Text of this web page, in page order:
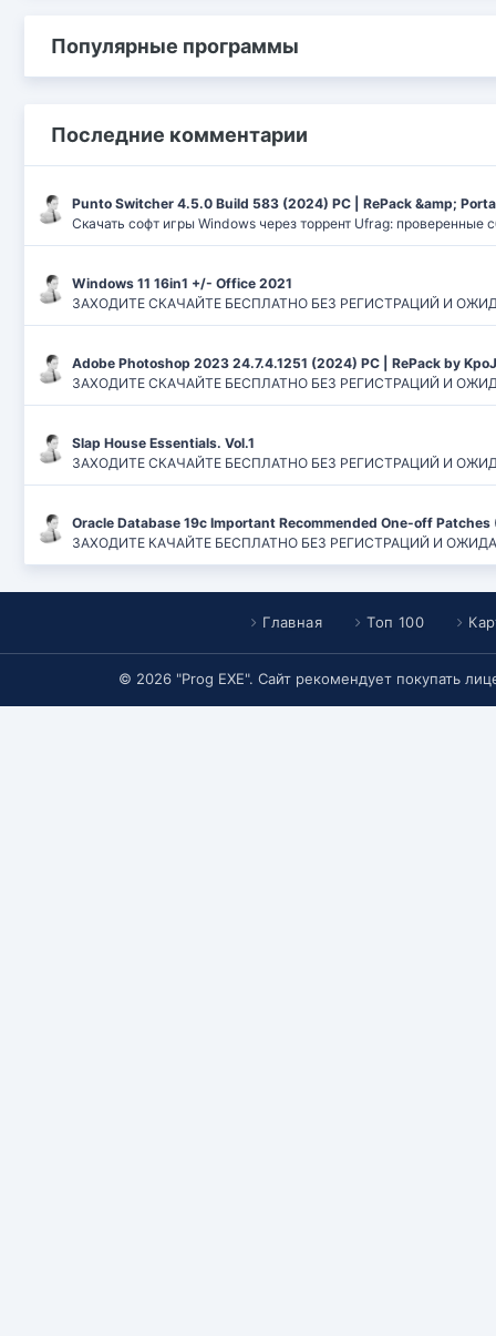
Популярные программы
Последние комментарии
Punto Switcher 4.5.0 Build 583 (2024) РС | RePack &amp;
Скачать софт игры Windows через торрент Ufrag: проверенные
Windows 11 16in1 +/- Office 2021
ЗАХОДИТЕ СКАЧАЙТЕ БЕСПЛАТНО БЕЗ РЕГИСТРАЦИЙ И
Adobe Photoshop 2023 24.7.4.1251 (2024) PC | RePack by
ЗАХОДИТЕ СКАЧАЙТЕ БЕСПЛАТНО БЕЗ РЕГИСТРАЦИЙ И
Slap House Essentials. Vol.1
ЗАХОДИТЕ СКАЧАЙТЕ БЕСПЛАТНО БЕЗ РЕГИСТРАЦИЙ И
Oracle Database 19c Important Recommended One-off Patches
ЗАХОДИТЕ КАЧАЙТЕ БЕСПЛАТНО БЕЗ РЕГИСТРАЦИЙ И
Главная Топ 100
© 2026 "Prog EXE". Сайт рекомендует покупать